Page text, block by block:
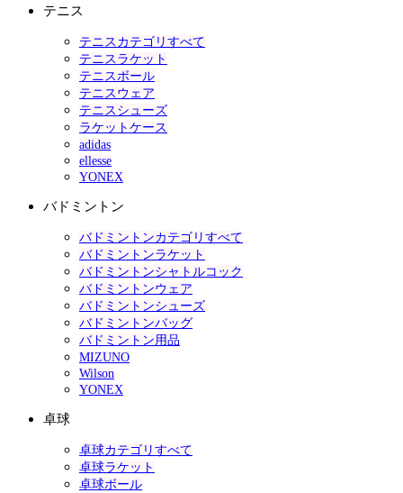
テニス
テニスカテゴリすべて
テニスラケット
テニスボール
テニスウェア
テニスシューズ
ラケットケース
adidas
ellesse
YONEX
バドミントン
バドミントンカテゴリすべて
バドミントンラケット
バドミントンシャトルコック
バドミントンウェア
バドミントンシューズ
バドミントンバッグ
バドミントン用品
MIZUNO
Wilson
YONEX
卓球
卓球カテゴリすべて
卓球ラケット
卓球ボール